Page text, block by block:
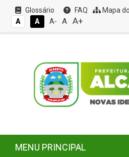
Glossário FAQ Mapa
A
A A- A A+
MENU PRINCIPAL